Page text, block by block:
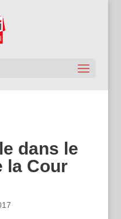
dans le
la Cour